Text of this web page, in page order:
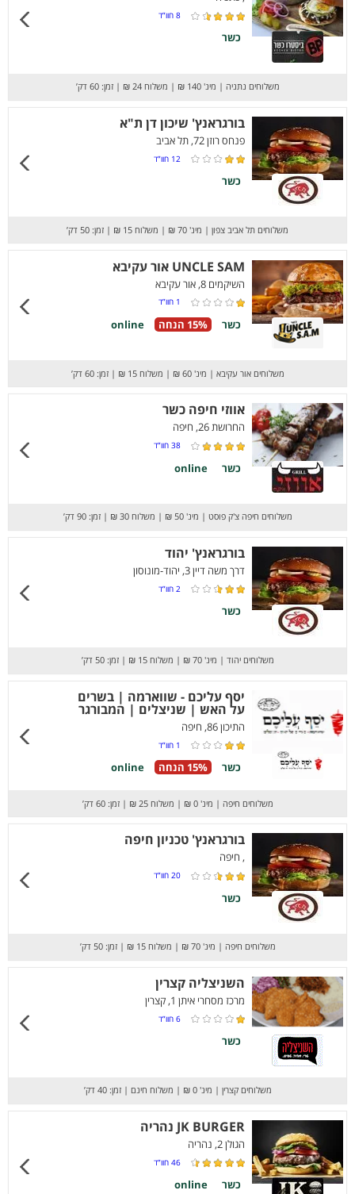
8 חוו”ד
כשר
משלוחים נתניה | מינ' 140 ₪ | משלוח 24 ₪ | זמן: 60 דק’
בורגראנץ' שיכון דן ת"א
פנחס רוזן 72, תל אביב
12 חוו”ד
כשר
משלוחים תל אביב צפון | מינ' 70 ₪ | משלוח 15 ₪ | זמן: 50 דק’
UNCLE SAM אור עקיבא
השיקמים 8, אור עקיבא
1 חוו”ד
כשר 15% הנחה online
משלוחים אור עקיבא | מינ' 60 ₪ | משלוח 15 ₪ | זמן: 60 דק’
אווזי חיפה כשר
החרושת 26, חיפה
38 חוו”ד
כשר online
משלוחים חיפה צ'ק פוסט | מינ' 50 ₪ | משלוח 30 ₪ | זמן: 90 דק’
בורגראנץ' יהוד
דרך משה דיין 3, יהוד-מונוסון
2 חוו”ד
כשר
משלוחים יהוד | מינ' 70 ₪ | משלוח 15 ₪ | זמן: 50 דק’
יסף עליכם - שווארמה | בשרים
על האש | שניצלים | המבורגר
התיכון 86, חיפה
1 חוו”ד
כשר 15% הנחה online
משלוחים חיפה | מינ' 0 ₪ | משלוח 25 ₪ | זמן: 60 דק’
בורגראנץ' טכניון חיפה
, חיפה
20 חוו”ד
כשר
משלוחים חיפה | מינ' 70 ₪ | משלוח 15 ₪ | זמן: 50 דק’
השניצליה קצרין
מרכז מסחרי איתן 1, קצרין
6 חוו”ד
כשר
משלוחים קצרין | מינ' 0 ₪ | משלוח חינם | זמן: 40 דק’
JK BURGER נהריה
הגולן 2, נהריה
46 חוו”ד
כשר online